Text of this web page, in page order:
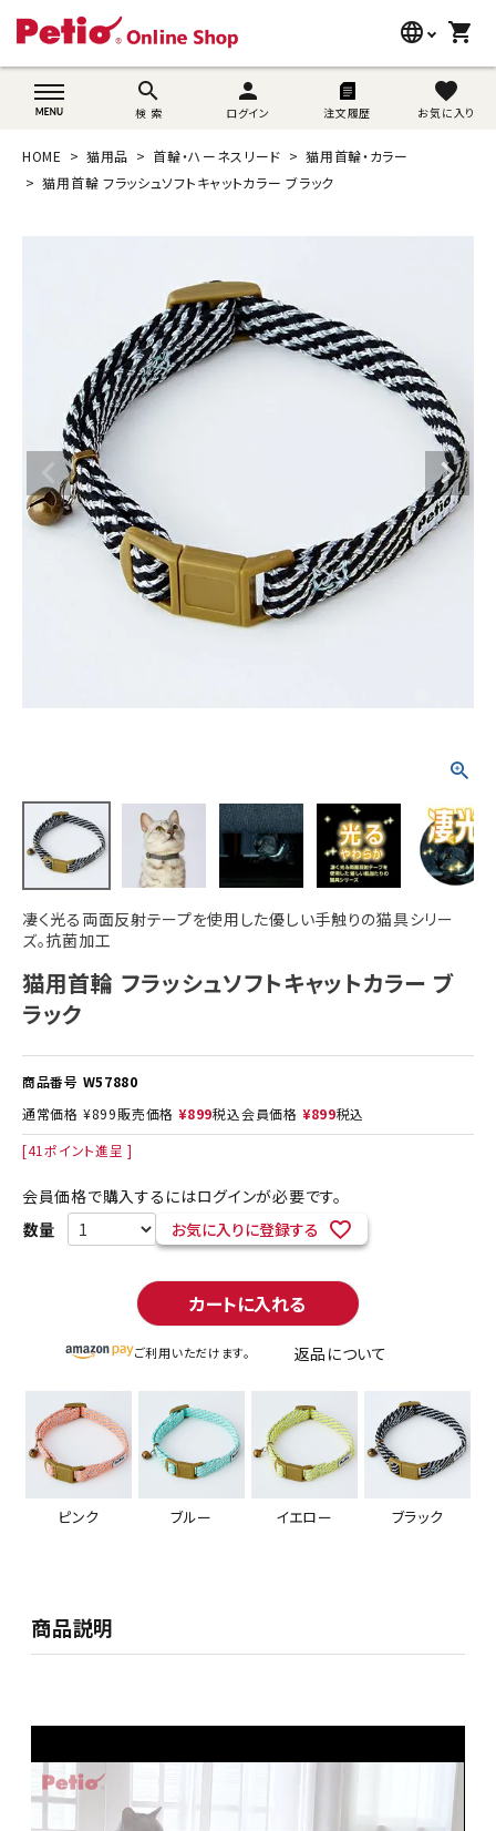
language
wovn-lang-name
shopping_cart
search
検 索
person
ログイン 注文履歴
favorite
お気に入り
search
猫用品
ブランド別に探す
目的別に探す
SNS
ご利用案内
ACCOUNT MENU
ようこそ ゲスト 様
person 新規会員登録
HOME 猫用品 首輪・ハーネスリード
猫用首輪・カラー
猫用首輪 フラッシュソフトキャットカラー ブラック
凄く光る両面反射テープを使用した優しい手触りの猫具シリー
ズ。抗菌加工
猫用首輪 フラッシュソフトキャットカラー ブ
ラック
商品番号 W57880
通常価格 ¥899販売価格 ¥899税込会員価格 ¥899税込
[41ポイント進呈 ]
会員価格で購入するにはログインが必要です。
お気に入りに登録する
カートに入れる
ご利用いただけます。 返品について
ピンク ブルー イエロー ブラック
商品説明